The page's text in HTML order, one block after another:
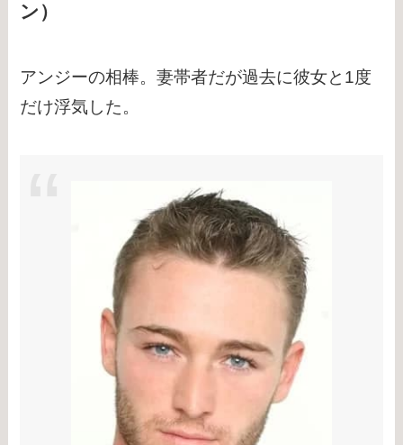
ン）
アンジーの相棒。妻帯者だが過去に彼女と1度
だけ浮気した。